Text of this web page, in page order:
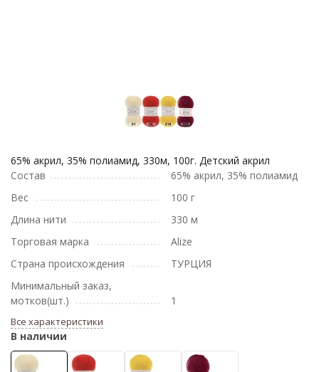
65% акрил, 35% полиамид, 330м, 100г. Детский акрил
Состав
65% акрил, 35% полиамид
Вес
100 г
Длина нити
330 м
Торговая марка
Alize
Страна происхождения
ТУРЦИЯ
Минимальный заказ,
мотков(шт.)
1
Все характеристики
В наличии